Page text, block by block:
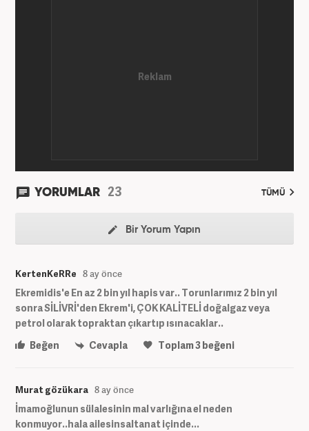
YORUMLAR 23 TÜMÜ
Bir Yorum Yapın
KertenKeRRe 8 ay önce
Ekremidis'e En az 2 bin yıl hapis var.. Torunlarımız 2 bin yıl
sonra SİLİVRİ'den Ekrem'i, ÇOK KALİTELİ doğalgaz veya
petrol olarak topraktan çıkartıp ısınacaklar..
Beğen
Cevapla Toplam3beğeni
Murat gözükara 8 ay önce
İmamoğlunun sülalesinin mal varlığına el neden
konmuyor..hala ailesinsaltanat içinde...